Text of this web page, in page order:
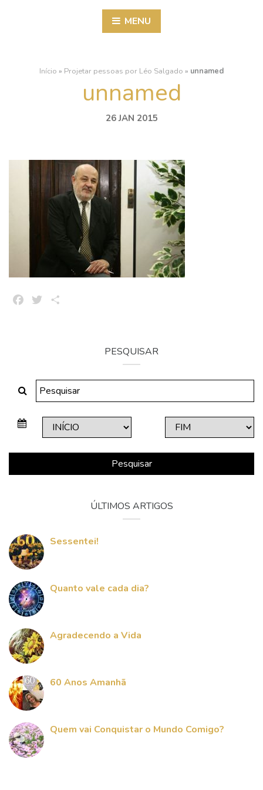
MENU
Início » Projetar pessoas por Léo Salgado » unnamed
unnamed
26 JAN 2015
FacebookTwitter
PESQUISAR
Pesquisar
ÚLTIMOS ARTIGOS
Sessentei!
Quanto vale cada dia?
Agradecendo a Vida
60 Anos Amanhã
Quem vai Conquistar o Mundo Comigo?